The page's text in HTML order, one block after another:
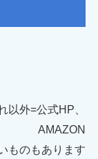
外=公式HP、
AMAZON
ものもあります